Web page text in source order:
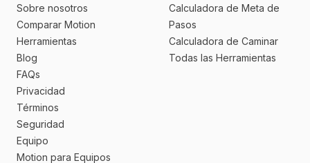
Sobre nosotros
Comparar Motion
Herramientas
Blog
FAQs
Privacidad
Términos
Seguridad
Equipo
Motion para Equipos
Calculadora de Meta de
Pasos
Calculadora de Caminar
Todas las Herramientas